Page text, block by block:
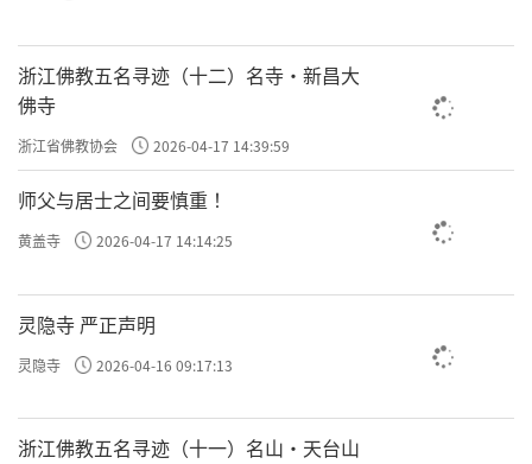
浙江佛教五名寻迹（十二）名寺·新昌大
佛寺
浙江省佛教协会 2026-04-17 14:39:59
师父与居士之间要慎重 ！
黄盖寺 2026-04-17 14:14:25
灵隐寺 严正声明
灵隐寺 2026-04-16 09:17:13
浙江佛教五名寻迹（十一）名山·天台山